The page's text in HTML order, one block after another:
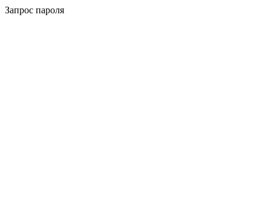
Запрос пароля